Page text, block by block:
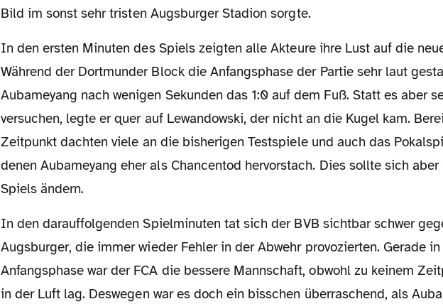
Bild im sonst sehr tristen Augsburger Stadion sorgte.
In den ersten Minuten des Spiels zeigten alle Akteure ihre Lust auf die neue Saison.
Während der Dortmunder Block die Anfangsphase der Partie sehr laut
Aubameyang nach wenigen Sekunden das 1:0 auf dem Fuß. Statt es aber
versuchen, legte er quer auf Lewandowski, der nicht an die Kugel kam.
Zeitpunkt dachten viele an die bisherigen Testspiele und auch das
denen Aubameyang eher als Chancentod hervorstach. Dies sollte sich
Spiels ändern.
In den darauffolgenden Spielminuten tat sich der BVB sichtbar schwer gegen die
Augsburger, die immer wieder Fehler in der Abwehr provozierten. Gerade
Anfangsphase war der FCA die bessere Mannschaft, obwohl zu keinem
in der Luft lag. Deswegen war es doch ein bisschen überraschend, als